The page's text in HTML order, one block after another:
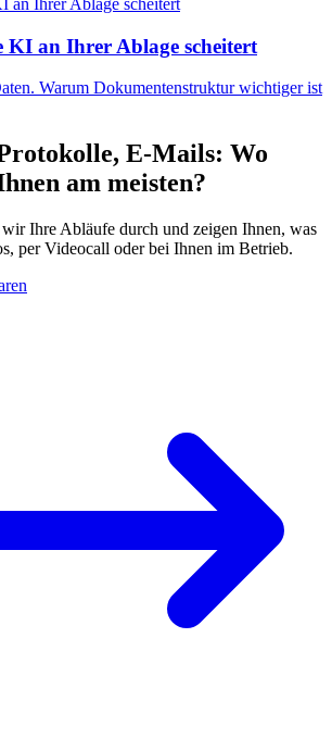
KI an Ihrer Ablage scheitert
Warum Dokumentenstruktur wichtiger ist
E-Mails: Wo
am meisten?
Ihre Abläufe durch und zeigen Ihnen, was
per Videocall oder bei Ihnen im Betrieb.